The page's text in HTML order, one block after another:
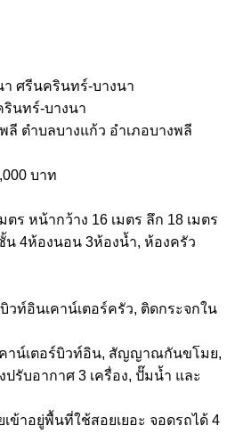
ศรีนครินทร์-บางนา
นทร์-บางนา
ตำบลบางแก้ว อำเภอบางพลี
บาท
ร หน้ากว้าง 16 เมตร ลึก 18 เมตร
น 4ห้องนอน 3ห้องน้ำ, ห้องครัว
วท์อินเคาน์เตอร์ครัว, ติดกระจกใน
คาน์เตอร์บิวท์อิน, สัญญาณกันขโมย,
ปรับอากาศ 3 เครื่อง, ปั๊มน้ำ และ
เข้าอยู่พื้นที่ใช้สอยเยอะ จอดรถได้ 4